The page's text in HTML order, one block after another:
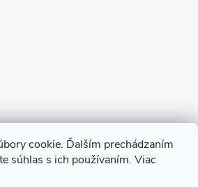
cookie. Ďalším prechádzaním
súhlas s ich používaním. Viac